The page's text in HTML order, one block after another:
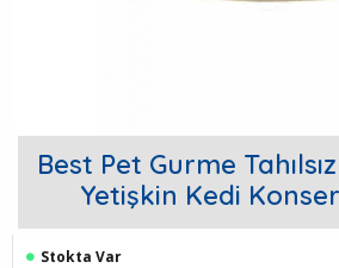
Best Pet Gurme
Yetişkin Kedi
Stokta Var